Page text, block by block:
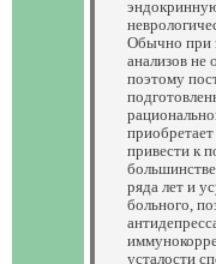
Обычно при
анализов не
поэтому
привести к
ряда лет и
больного,
усталости